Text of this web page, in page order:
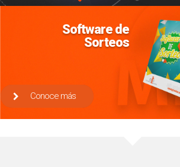
Software de
Sorteos
Conoce más